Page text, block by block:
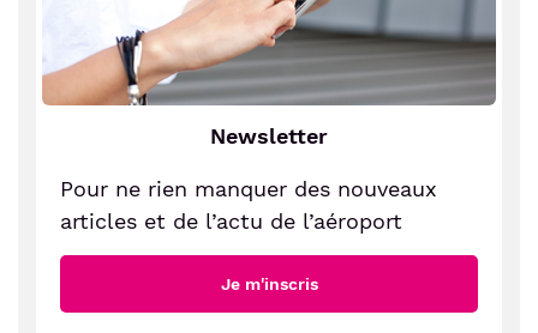
Newsletter
Pour ne rien manquer des nouveaux
articles et de l’actu de l’aéroport
Je m'inscris